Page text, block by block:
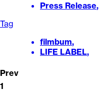
Press Release,
Tag
filmbum,
LIFE LABEL,
Prev
1